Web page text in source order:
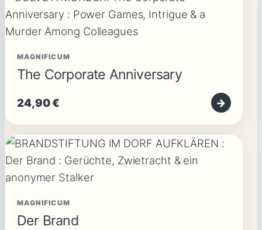
MAGNIFICUM
The Corporate Anniversary
24,90€ →
MAGNIFICUM
Der Brand